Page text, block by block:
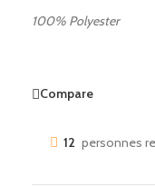
100% Polyester
Compare
12 personnes